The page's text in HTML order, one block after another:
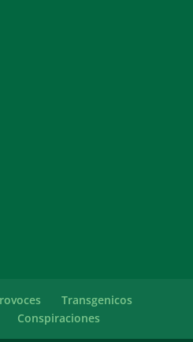
Transgenicos
Conspiraciones